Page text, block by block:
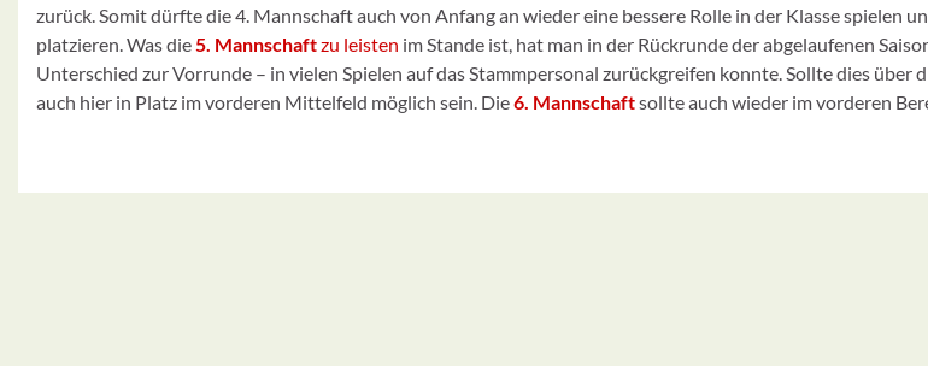
zurück. Somit dürfte die 4. Mannschaft auch von Anfang an wieder eine bessere Rolle in der Klasse spielen
platzieren. Was die5. Mannschaftzu leisten im Stande ist, hat man in der Rückrunde der abgelaufenen
Unterschied zur Vorrunde – in vielen Spielen auf das Stammpersonal zurückgreifen konnte. Sollte dies über
auch hier in Platz im vorderen Mittelfeld möglich sein. Die6. Mannschaftsollte auch wieder im vorderen